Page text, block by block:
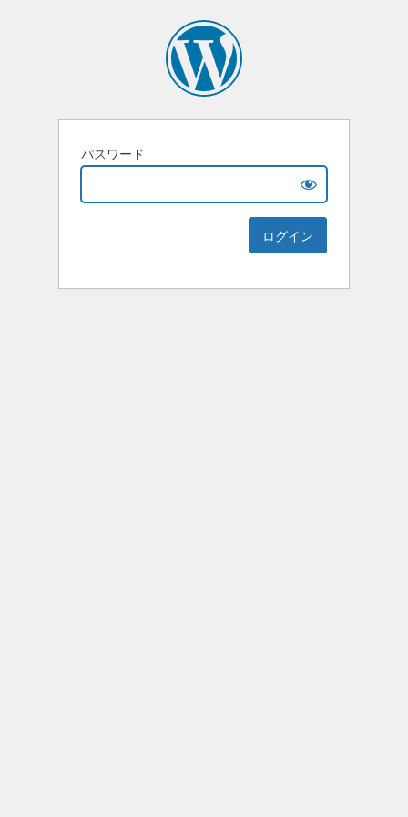
パスワード